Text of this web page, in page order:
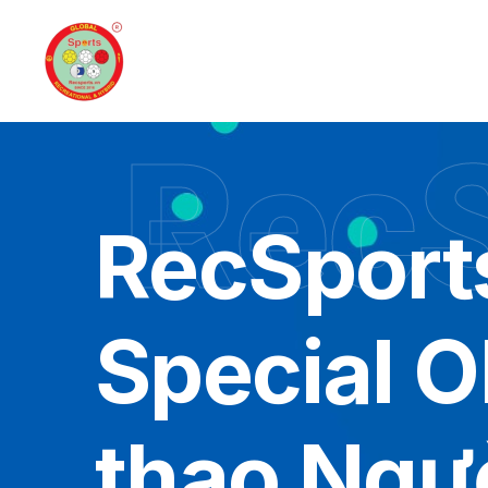
Special